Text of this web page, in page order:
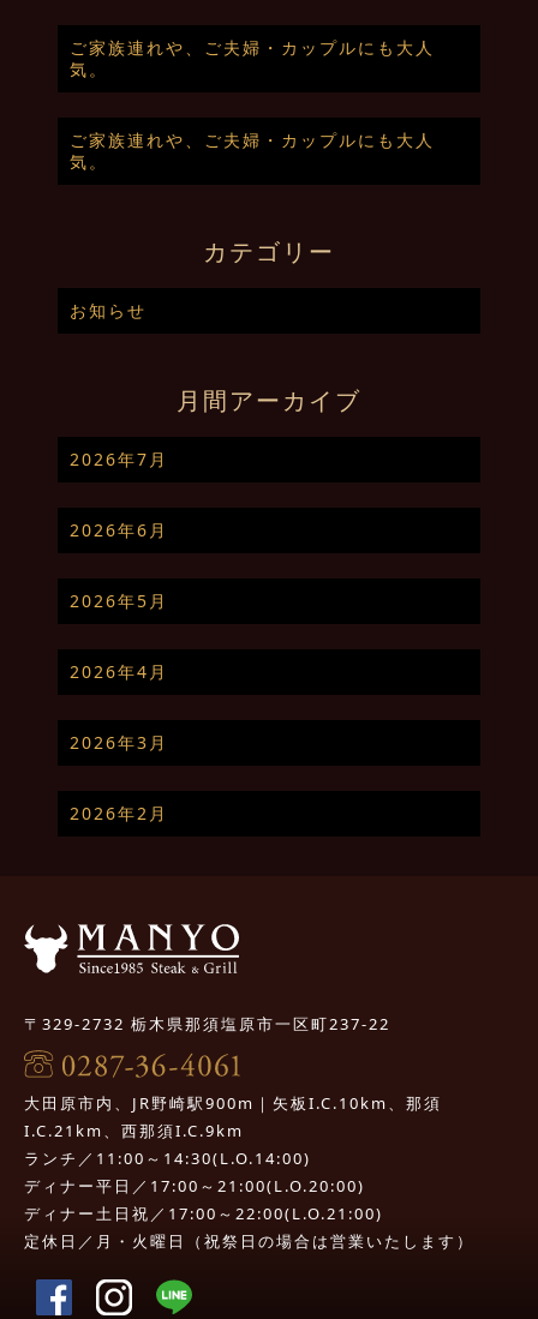
ご家族連れや、ご夫婦・カップルにも大人
気。
ご家族連れや、ご夫婦・カップルにも大人
気。
カテゴリー
お知らせ
月間アーカイブ
2026年7月
2026年6月
2026年5月
2026年4月
2026年3月
2026年2月
〒329-2732 栃木県那須塩原市一区町237-22
大田原市内、JR野崎駅900m｜矢板I.C.10km、那須
I.C.21km、西那須I.C.9km
ランチ／11:00～14:30(L.O.14:00)
ディナー平日／17:00～21:00(L.O.20:00)
ディナー土日祝／17:00～22:00(L.O.21:00)
定休日／月・火曜日（祝祭日の場合は営業いたします）